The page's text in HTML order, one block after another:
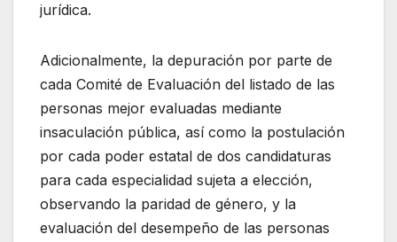
jurídica.
Adicionalmente, la depuración por parte de
cada Comité de Evaluación del listado de las
personas mejor evaluadas mediante
insaculación pública, así como la postulación
por cada poder estatal de dos candidaturas
para cada especialidad sujeta a elección,
observando la paridad de género, y la
evaluación del desempeño de las personas